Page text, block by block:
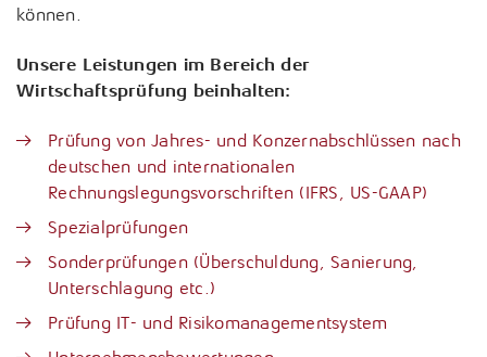
können.
Unsere Leistungen im Bereich der
Wirtschaftsprüfung beinhalten:
Prüfung von Jahres- und Konzernabschlüssen nach
deutschen und internationalen
Rechnungslegungsvorschriften (IFRS, US-GAAP)
Spezialprüfungen
Sonderprüfungen (Überschuldung, Sanierung,
Unterschlagung etc.)
Prüfung IT- und Risikomanagementsystem
Tax Compliance / Verfahrensdokumentation
Unternehmensnachfolge
Vermögensnachfolge
Vermögensplanung